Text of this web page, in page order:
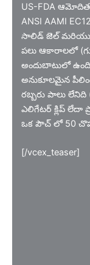
US-FDA ఆమోదిత
ANSI AAMI
సాలిడ్ జెల్ మరియు
పలు ఆకారాలలో
అందుబాటులో ఉంది
అనుకూలమైన
రబ్బరు పాలు
ఎలిగేటర్ క్లిప్ లేదా
ఒక పౌచ్ లో 50
[/vcex_teaser]